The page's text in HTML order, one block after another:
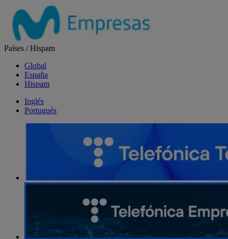
Salta
contenido
Países /Hispam
Global
España
Hispam
Inglés
Portugués